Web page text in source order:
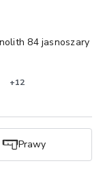
84 jasnoszary
+12
Prawy